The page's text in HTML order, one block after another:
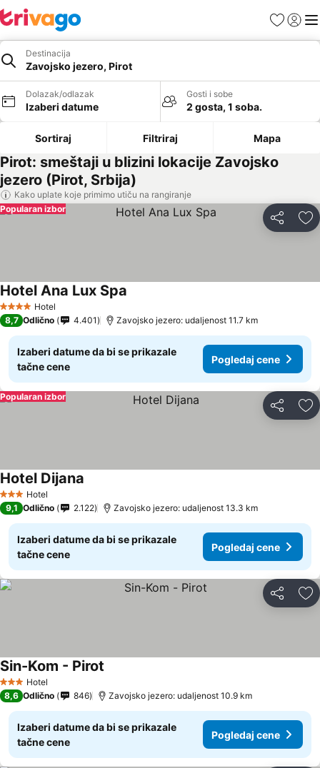
FavoritiPrijavi
Destinacija
Zavojsko jezero, Pirot
Dolazak/odlazak
Izaberi datume
Gosti i sobe
2 gosta, 1 soba.
Sortiraj Filtriraj Mapa
Pirot: smeštaji u blizini lokacije Zavojsko
jezero (Pirot, Srbija)
Kako uplate koje primimo utiču na rangiranje
Deli
Popularan izbor
4 ZvezdiceHotel
Hotel Ana Lux Spa
8,7 Odlično 4.401 Zavojsko jezero: udaljenost 11.7 km
Izaberi datume da bi se prikazale
tačne cene
Pogledaj cene
Deli
Popularan izbor
3 Zvezdice
Hotel
Hotel Dijana
9,1 Odlično 2.122 Zavojsko jezero: udaljenost 13.3 km
Izaberi datume da bi se prikazale
tačne cene
Pogledaj cene
Deli
3 Zvezdice
Hotel
Sin-Kom - Pirot
8,6 Odlično 846 Zavojsko jezero: udaljenost 10.9 km
Izaberi datume da bi se prikazale
tačne cene
Pogledaj cene